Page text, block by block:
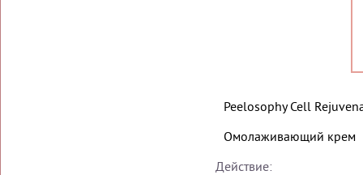
Peelosophy Cell
Омолаживающий крем
Действие: